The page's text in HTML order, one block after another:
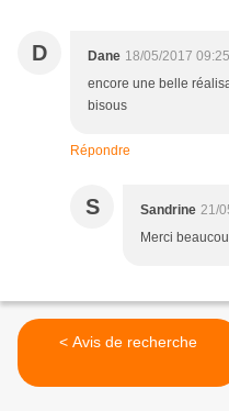
D Dane 18/05/2017 09:25
encore une belle
bisous
Répondre
S Sandrine 21/
Merci
< Avis de recherche